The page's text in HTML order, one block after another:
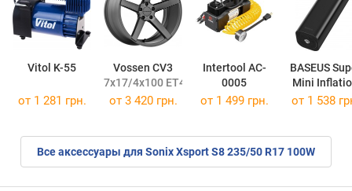
Vitol K-55
Vossen CV3
7x17/4x100 ET40 DIA67,1
Intertool AC-
0005
BASEUS
Mini
Pump
от 1 281 грн. от 3 420 грн. от 1 499 грн. от 1 538
Все аксессуары для Sonix Xsport S8 235/50 R17 100W